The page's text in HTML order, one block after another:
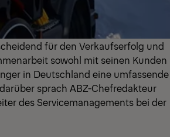
für den Verkaufserfolg und
sowohl mit seinen Kunden
in Deutschland eine umfassende
sprach ABZ-Chefredakteur
des Servicemanagements bei der